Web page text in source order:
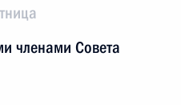
членами Совета